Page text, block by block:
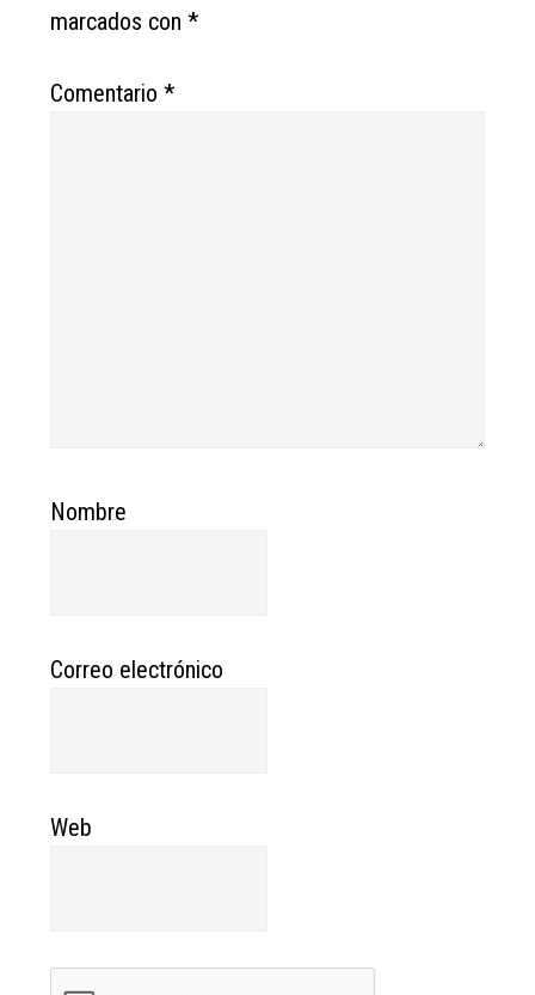
marcados con*
Comentario*
Nombre
Correo electrónico
Web